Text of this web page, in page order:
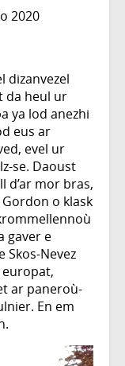
2020
dizanvezel
da heul ur
ya lod anezhi
eus ar
evel ur
se. Daoust
d’ar mor bras,
Gordon o klask
gaver e
Skos-Nevez
ar paneroù-
En em